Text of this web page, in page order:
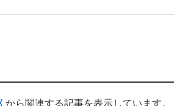
から関連する記事を表示しています。